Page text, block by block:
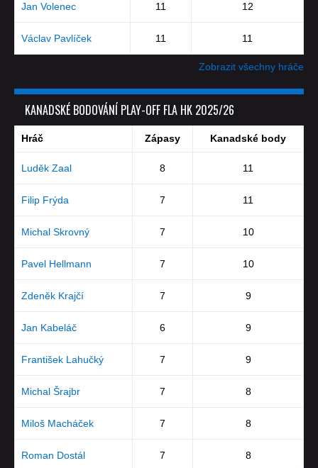
Jan Volenec 11 12
Václav Pavlíček 11 11
Zobrazit všechny hráče
KANADSKÉ BODOVÁNÍ PLAY-OFF FLA HK 2025/26
Hráč Zápasy Kanadské body
Luděk Zaal 8 11
Filip Frýda 7 11
Michal Skrovný 7 10
Pavel Hellmann 7 10
Zdeněk Krajčí 7 9
Jan Kabeláč 6 9
František Lahučký 7 9
Michal Šrajbr 7 8
Miloš Macháček 7 8
Roman Dostál 7 8